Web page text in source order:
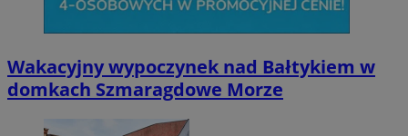
Wakacyjny wypoczynek nad Bałtykiem w
domkach Szmaragdowe Morze